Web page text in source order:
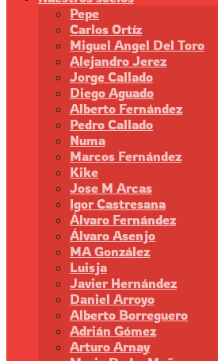
Pepe
Carlos Ortíz
Miguel Angel Del Toro
Alejandro Jerez
Jorge Callado
Diego Aguado
Alberto Fernández
Pedro Callado
Numa
Marcos Fernández
Kike
Jose M Arcas
Igor Castresana
Álvaro Fernández
Álvaro Asenjo
MA González
Luisja
Javier Hernández
Daniel Arroyo
Alberto Borreguero
Adrián Gómez
Arturo Arnay